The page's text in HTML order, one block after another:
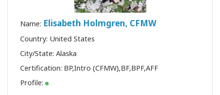
Name: Elisabeth Holmgren, CFMW
Country: United States
City/State: Alaska
Certification: BP,Intro (CFMW),BF,BPF,AFF
Profile: